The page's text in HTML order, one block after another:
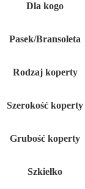
Dla kogo
Pasek/Bransoleta
Rodzaj koperty
Szerokość koperty
Grubość koperty
Szkiełko